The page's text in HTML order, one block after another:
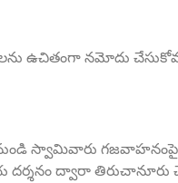
నమోదు
స్వామివారు
దర్శనం ద్వారా